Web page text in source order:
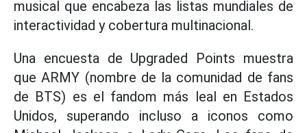
musical que encabeza las listas mundiales de
interactividad y cobertura multinacional.
Una encuesta de Upgraded Points muestra
que ARMY (nombre de la comunidad de fans
de BTS) es el fandom más leal en Estados
Unidos, superando incluso a iconos como